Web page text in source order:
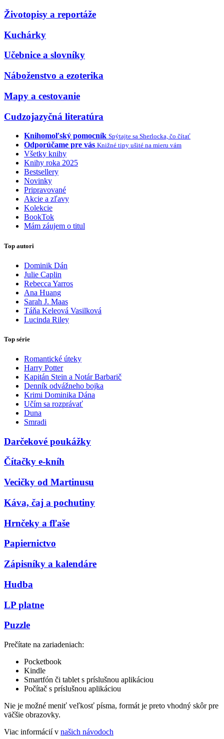
Životopisy a reportáže
Kuchárky
Učebnice a slovníky
Náboženstvo a ezoterika
Mapy a cestovanie
Cudzojazyčná literatúra
Knihomoľský pomocník Spýtajte sa Sherlocka, čo čítať
Odporúčame pre vás Knižné tipy ušité na mieru vám
Všetky knihy
Knihy roka 2025
Bestsellery
Novinky
Pripravované
Akcie a zľavy
Kolekcie
BookTok
Mám záujem o titul
Top autori
Dominik Dán
Julie Caplin
Rebecca Yarros
Ana Huang
Sarah J. Maas
Táňa Keleová Vasilková
Lucinda Riley
Top série
Romantické úteky
Harry Potter
Kapitán Stein a Notár Barbarič
Denník odvážneho bojka
Krimi Dominika Dána
Učím sa rozprávať
Duna
Smradi
Darčekové poukážky
Čítačky e-kníh
Vecičky od Martinusu
Káva, čaj a pochutiny
Hrnčeky a fľaše
Papiernictvo
Zápisníky a kalendáre
Hudba
LP platne
Puzzle
Prečítate na zariadeniach:
Pocketbook
Kindle
Smartfón či tablet s príslušnou aplikáciou
Počítač s príslušnou aplikáciou
Nie je možné meniť veľkosť písma, formát je preto vhodný skôr pre
väčšie obrazovky.
Viac informácií v našich návodoch